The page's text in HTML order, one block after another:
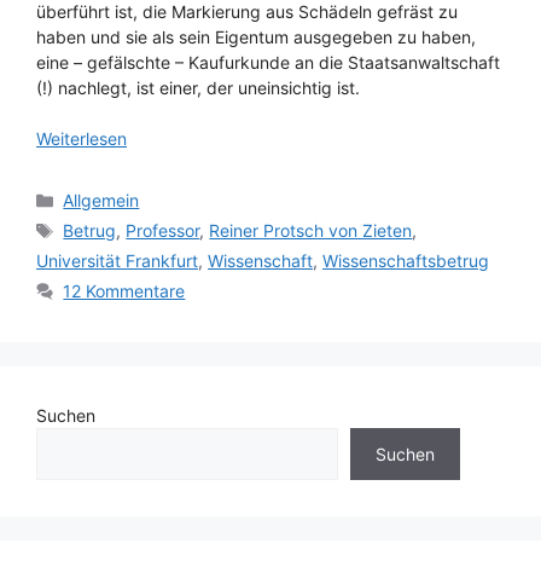
überführt ist, die Markierung aus Schädeln gefräst zu
haben und sie als sein Eigentum ausgegeben zu haben,
eine – gefälschte – Kaufurkunde an die Staatsanwaltschaft
(!) nachlegt, ist einer, der uneinsichtig ist.
Weiterlesen
Kategorien
Allgemein
Schlagwörter
Betrug, Professor, Reiner Protsch von Zieten,
Universität Frankfurt, Wissenschaft, Wissenschaftsbetrug
12 Kommentare
Suchen
Suchen